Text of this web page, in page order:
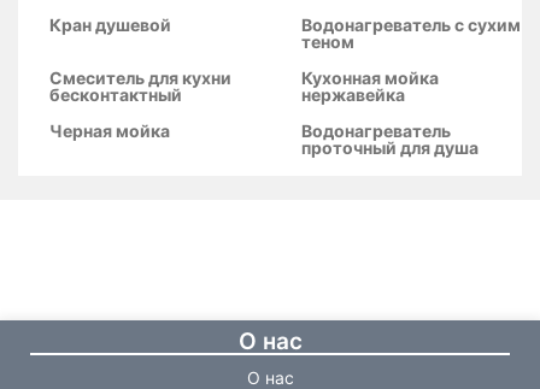
Кран душевой
Водонагреватель с сухим
теном
Смеситель для кухни
бесконтактный
Кухонная мойка
нержавейка
Черная мойка
Водонагреватель
проточный для душа
О нас
О нас